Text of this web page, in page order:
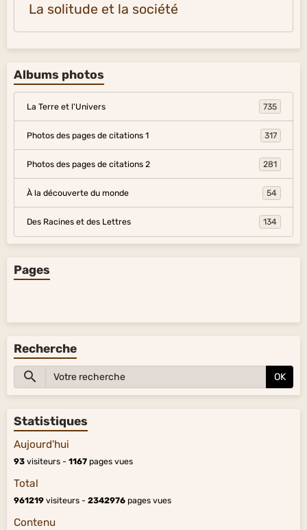
La solitude et la société
Albums photos
La Terre et l'Univers 735
Photos des pages de citations 1 317
Photos des pages de citations 2 281
À la découverte du monde 54
Des Racines et des Lettres 134
Pages
Recherche
OK
Statistiques
Aujourd'hui
93 visiteurs - 1167 pages vues
Total
961219 visiteurs - 2342976 pages vues
Contenu